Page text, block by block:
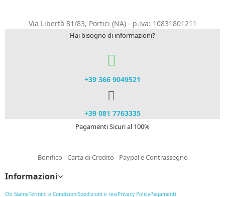
Via Libertà 81/83, Portici (NA) - p.iva: 10831801211
Hai bisogno di informazioni?
+39 366 9049521​
+39 081 7763335
Pagamenti Sicuri al 100%
Bonifico - Carta di Credito - Paypal e Contrassegno
Informazioni
Chi SiamoTermini e CondizioniSpedizioni e resiPrivacy PolicyPagamenti